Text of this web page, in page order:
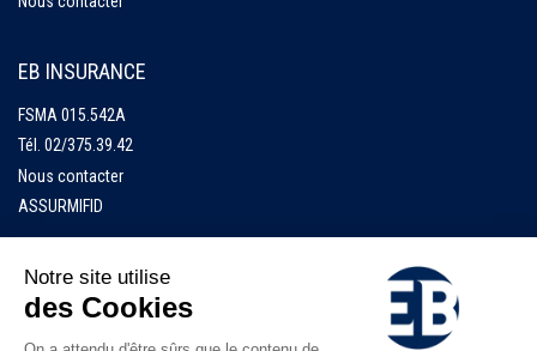
EB INSURANCE
FSMA 015.542A
Tél. 02/375.39.42
Nous contacter
ASSURMIFID
Accueil
EB Finance